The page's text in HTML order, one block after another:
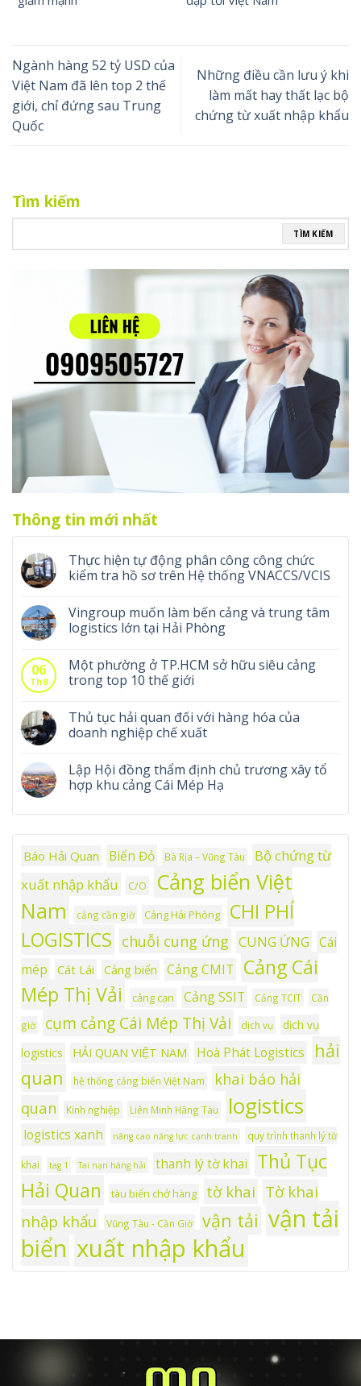
Ngành hàng 52 tỷ USD của
Việt Nam đã lên top 2 thế
giới, chỉ đứng sau Trung
Quốc
Những điều cần lưu ý khi
làm mất hay thất lạc bộ
chứng từ xuất nhập khẩu
Tìm kiếm
TÌM KIẾM
Thông tin mới nhất
Thực hiện tự động phân công công chức
kiểm tra hồ sơ trên Hệ thống VNACCS/VCIS
Vingroup muốn làm bến cảng và trung tâm
logistics lớn tại Hải Phòng
06
Th8
Một phường ở TP.HCM sở hữu siêu cảng
trong top 10 thế giới
Thủ tục hải quan đối với hàng hóa của
doanh nghiệp chế xuất
Lập Hội đồng thẩm định chủ trương xây tổ
hợp khu cảng Cái Mép Hạ
Báo Hải Quan Biển Đỏ Bà Rịa – Vũng Tàu
Bộ chứng từ
xuất nhập khẩu
C/O
Cảng biển Việt
Nam
cảng cần giờ Cảng Hải Phòng
CHI PHÍ
LOGISTICS chuỗi cung ứng CUNG ỨNG Cái
mép
Cát Lái Cảng biển Cảng CMIT
Cảng Cái
Mép Thị Vải
cảng cạn Cảng SSIT Cảng TCIT Cần
giờ cụm cảng Cái Mép Thị Vải dịch vụ
dịch vụ
logistics
HẢI QUAN VIỆT NAM Hoà Phát Logistics
hải
quan
hệ thống cảng biển Việt Nam
khai báo hải
quan
Kinh nghiệp Liên Minh Hãng Tàu logistics
logistics xanh nâng cao năng lực cạnh tranh quy trình thanh lý tờ
khai tag 1 Tai nạn hàng hải thanh lý tờ khai
Thủ Tục
Hải Quan
tàu biển chở hàng tờ khai Tờ khai
nhập khẩu
Vũng Tàu - Cần Giờ vận tải vận tải
biển xuất nhập khẩu